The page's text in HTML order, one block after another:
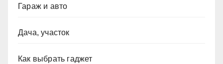
Гараж и авто
Дача, участок
Как выбрать гаджет